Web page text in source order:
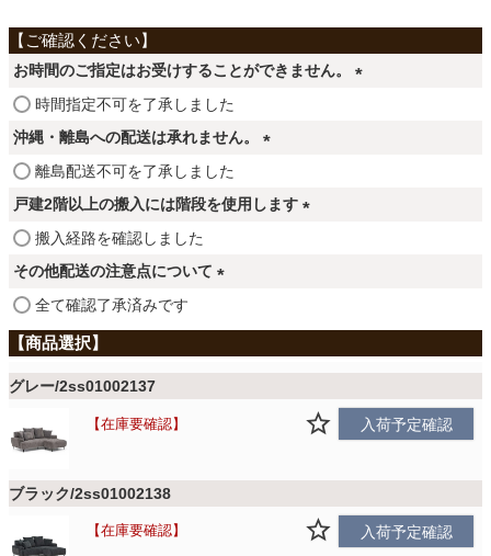
寝具
カーテン
ラグ
マット
生活用品
お時間のご指定はお受けすることができません。
時間指定不可を了承しました
沖縄・離島への配送は承れません。
必
離島配送不可を了承しました
戸建2階以上の搬入には階段を使用します
搬入経路を確認しました
その他配送の注意点について
必
須
)
全て確認了承済みです
グレー/2ss01002137
在庫要確認 入荷予定確認
ブラック/2ss01002138
在庫要確認 入荷予定確認